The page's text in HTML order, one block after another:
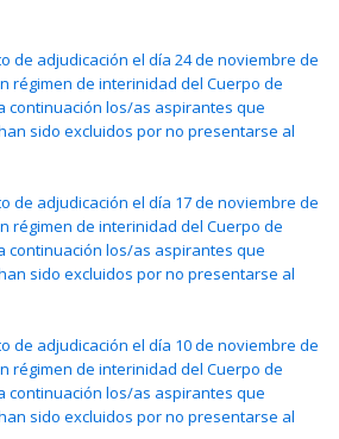
de adjudicación el día 24 de noviembre de
régimen de interinidad del Cuerpo de
continuación los/as aspirantes que
sido excluidos por no presentarse al
de adjudicación el día 17 de noviembre de
régimen de interinidad del Cuerpo de
continuación los/as aspirantes que
sido excluidos por no presentarse al
de adjudicación el día 10 de noviembre de
régimen de interinidad del Cuerpo de
continuación los/as aspirantes que
sido excluidos por no presentarse al